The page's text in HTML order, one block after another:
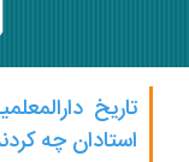
تاریخ
استادان چه کردند؟